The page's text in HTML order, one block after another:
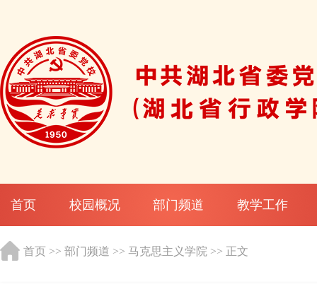
首页 校园概况 部门频道 教学工作
首页 >> 部门频道 >> 马克思主义学院 >> 正文